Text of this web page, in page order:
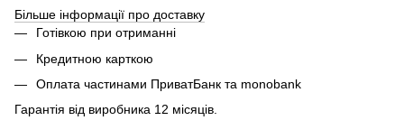
Більше інформації про доставку
Готівкою при отриманні
Кредитною карткою
Оплата частинами ПриватБанк та monobank
Гарантія від виробника 12 місяців.